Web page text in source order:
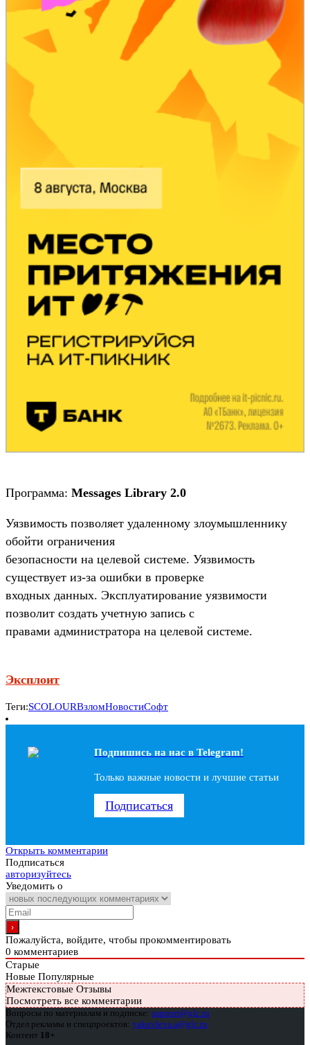
Программа: Messages Library 2.0
Уязвимость позволяет удаленному злоумышленнику
обойти ограничения
безопасности на целевой системе. Уязвимость
существует из-за ошибки в проверке
входных данных. Эксплуатирование уязвимости
позволит создать учетную запись с
правами администратора на целевой системе.
Эксплоит
Теги:SCOLOURВзломНовостиСофт
Подпишись на наc в Telegram!
Только важные новости и лучшие статьи
Подписаться
Открыть комментарии
Подписаться
авторизуйтесь
Уведомить о
Пожалуйста, войдите, чтобы прокомментировать
0 комментариев
Старые
Новые Популярные
Межтекстовые Отзывы
Посмотреть все комментарии
Вопросы по материалам и подписке: support@glc.ru
Отдел рекламы и спецпроектов: yakovleva.a@glc.ru
Контент 18+